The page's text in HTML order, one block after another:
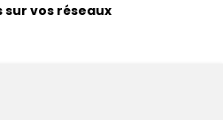
vos réseaux